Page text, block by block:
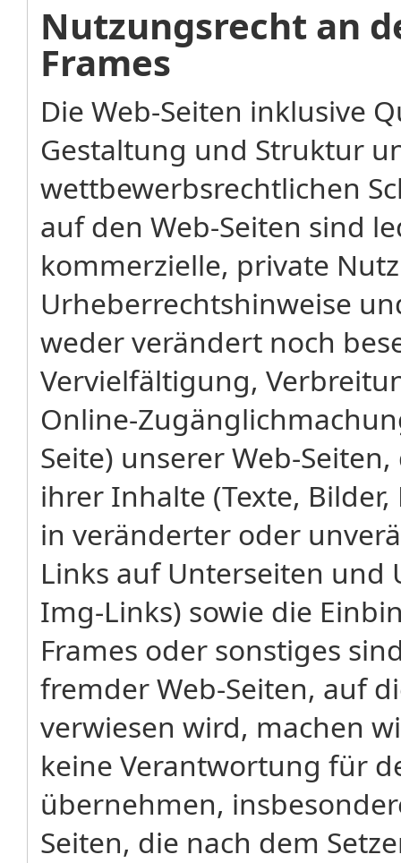
Nutzungsrecht an
Frames
Die Web-Seiten inklusive
Gestaltung und Struktur
wettbewerbsrechtlichen
auf den Web-Seiten sind
kommerzielle, private
Urheberrechtshinweise
weder verändert noch
Vervielfältigung,
Online-
Seite) unserer Web-
ihrer Inhalte (Texte,
in veränderter oder
Links auf Unterseiten und
Img-Links) sowie die
Frames oder sonstiges
fremder Web-Seiten, auf
verwiesen wird, machen
keine Verantwortung für
übernehmen,
Seiten, die nach dem